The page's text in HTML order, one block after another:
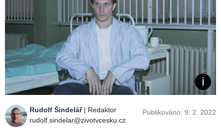
Rudolf Šindelář| Redaktor
rudolf.sindelar@zivotvcesku.cz
Publikováno: 9. 2. 2022